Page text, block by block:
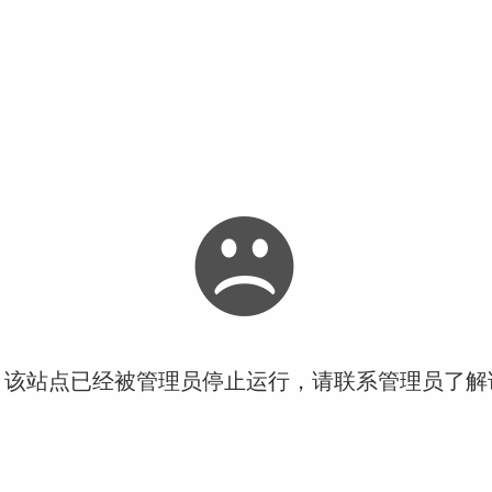
站点已经被管理员停止运行，请联系管理员了